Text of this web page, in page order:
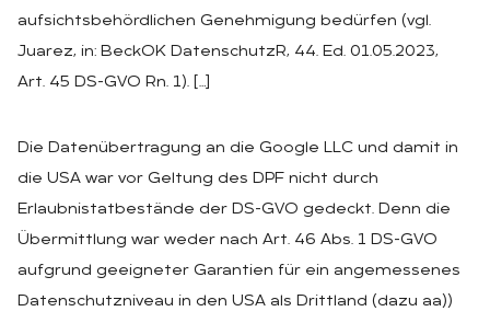
aufsichtsbehördlichen Genehmigung bedürfen (vgl.
Juarez, in: BeckOK DatenschutzR, 44. Ed. 01.05.2023,
Art. 45 DS-GVO Rn. 1). […]
Die Datenübertragung an die Google LLC und damit in
die USA war vor Geltung des DPF nicht durch
Erlaubnistatbestände der DS-GVO gedeckt. Denn die
Übermittlung war weder nach Art. 46 Abs. 1 DS-GVO
aufgrund geeigneter Garantien für ein angemessenes
Datenschutzniveau in den USA als Drittland (dazu aa))